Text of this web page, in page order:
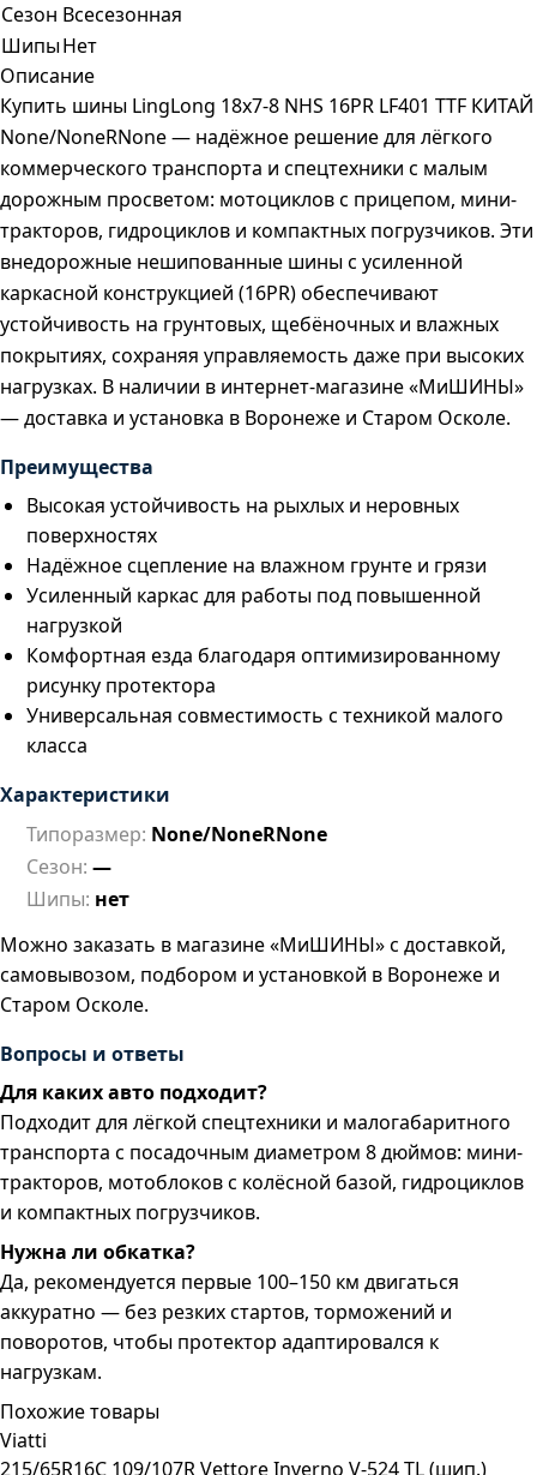
Сезон Всесезонная
ШипыНет
Описание
Купить шины LingLong 18x7-8 NHS 16PR LF401 TTF КИТАЙ
None/NoneRNone — надёжное решение для лёгкого
коммерческого транспорта и спецтехники с малым
дорожным просветом: мотоциклов с прицепом, мини-
тракторов, гидроциклов и компактных погрузчиков. Эти
внедорожные нешипованные шины с усиленной
каркасной конструкцией (16PR) обеспечивают
устойчивость на грунтовых, щебёночных и влажных
покрытиях, сохраняя управляемость даже при высоких
нагрузках. В наличии в интернет-магазине «МиШИНЫ»
— доставка и установка в Воронеже и Старом Осколе.
Преимущества
Высокая устойчивость на рыхлых и неровных
поверхностях
Надёжное сцепление на влажном грунте и грязи
Усиленный каркас для работы под повышенной
нагрузкой
Комфортная езда благодаря оптимизированному
рисунку протектора
Универсальная совместимость с техникой малого
класса
Характеристики
Типоразмер: None/NoneRNone
Сезон: —
Шипы: нет
Можно заказать в магазине «МиШИНЫ» с доставкой,
самовывозом, подбором и установкой в Воронеже и
Старом Осколе.
Вопросы и ответы
Для каких авто подходит?
Подходит для лёгкой спецтехники и малогабаритного
транспорта с посадочным диаметром 8 дюймов: мини-
тракторов, мотоблоков с колёсной базой, гидроциклов
и компактных погрузчиков.
Нужна ли обкатка?
Да, рекомендуется первые 100–150 км двигаться
аккуратно — без резких стартов, торможений и
поворотов, чтобы протектор адаптировался к
нагрузкам.
Похожие товары
Viatti
215/65R16C 109/107R Vettore Inverno V-524 TL (шип.)